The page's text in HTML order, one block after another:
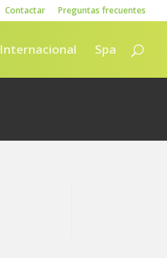
Contactar Preguntas frecuentes
Internacional Spa